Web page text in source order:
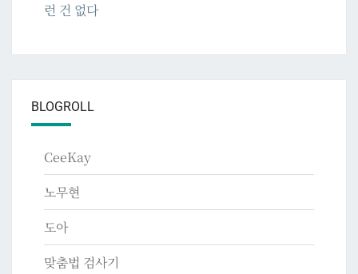
런 건 없다
BLOGROLL
CeeKay
노무현
도아
맞춤법 검사기